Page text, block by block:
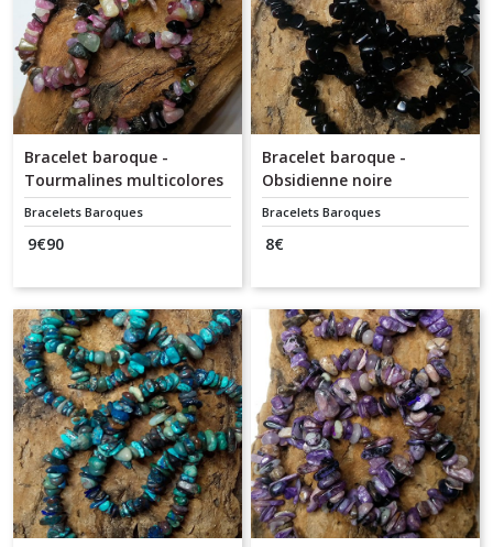
Bracelet baroque -
Tourmalines multicolores
Bracelets Baroques
9€90
Bracelet baroque -
Obsidienne noire
Bracelets Baroques
8€